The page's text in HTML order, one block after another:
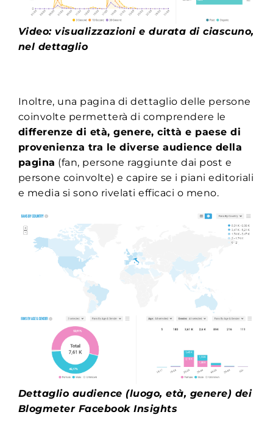
Video: visualizzazioni e durata di ciascuno,
nel dettaglio
Inoltre, una pagina di dettaglio delle persone
coinvolte permetterà di comprendere le
differenze di età, genere, città e paese di
provenienza tra le diverse audience della
pagina (fan, persone raggiunte dai post e
persone coinvolte) e capire se i piani editoriali
e media si sono rivelati efficaci o meno.
Dettaglio audience (luogo, età, genere) dei
Blogmeter Facebook Insights